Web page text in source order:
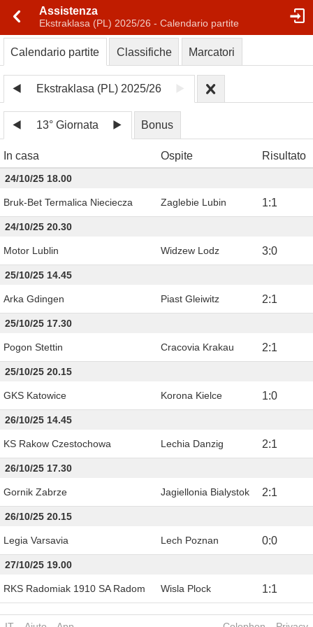
Assistenza
Ekstraklasa (PL) 2025/26 - Calendario partite
Calendario partite Classifiche Marcatori
Ekstraklasa (PL) 2025/26
13° Giornata Bonus
In casa Ospite Risultato
24/10/25 18.00
Bruk-Bet Termalica Nieciecza Zaglebie Lubin 1:1
24/10/25 20.30
Motor Lublin Widzew Lodz 3:0
25/10/25 14.45
Arka Gdingen Piast Gleiwitz 2:1
25/10/25 17.30
Pogon Stettin Cracovia Krakau 2:1
25/10/25 20.15
GKS Katowice Korona Kielce 1:0
26/10/25 14.45
KS Rakow Czestochowa Lechia Danzig 2:1
26/10/25 17.30
Gornik Zabrze Jagiellonia Bialystok 2:1
26/10/25 20.15
Legia Varsavia Lech Poznan 0:0
27/10/25 19.00
RKS Radomiak 1910 SA Radom Wisla Plock 1:1